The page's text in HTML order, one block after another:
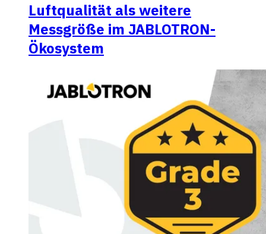
Luftqualität als weitere
Messgröße im JABLOTRON-
Ökosystem